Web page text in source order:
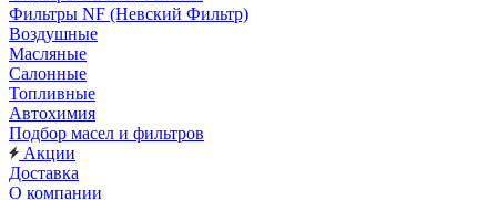
Фильтры NF (Невский Фильтр)
Воздушные
Масляные
Салонные
Топливные
Автохимия
Подбор масел и фильтров
Акции
Доставка
О компании